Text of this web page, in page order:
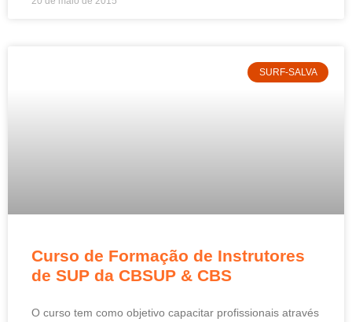
SURF-SALVA
Curso de Formação de Instrutores
de SUP da CBSUP & CBS
O curso tem como objetivo capacitar profissionais através